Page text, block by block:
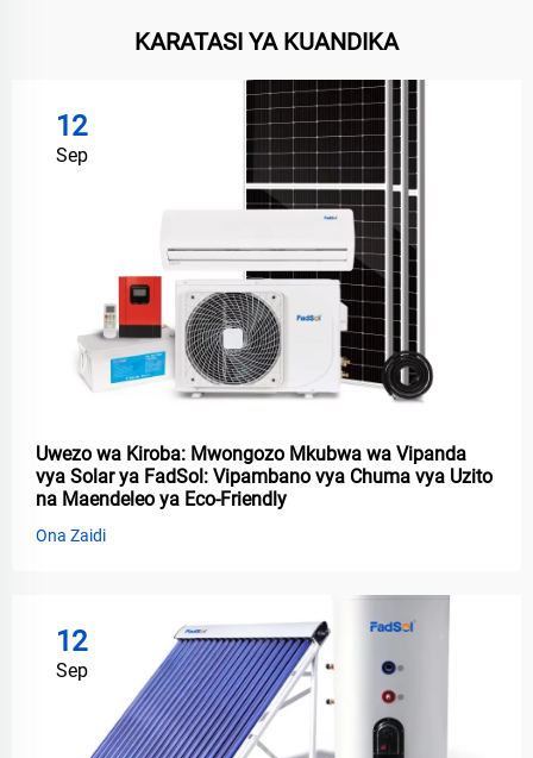
KARATASI YA KUANDIKA
12
Sep
Uwezo wa Kiroba: Mwongozo Mkubwa wa Vipanda
vya Solar ya FadSol: Vipambano vya Chuma vya Uzito
na Maendeleo ya Eco-Friendly
Ona Zaidi
12
Sep